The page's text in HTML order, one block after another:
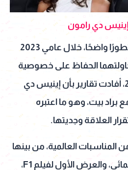
دي رامون
شهدت علاقة الثنائي تطورًا واضحًا، خلال عامي 2023
محاولتهما الحفاظ على خصوصية
حياتهما، وفي عام 2024، أفادت تقارير بأن إينيس دي
بيت، وهو ما اعتبره
العلاقة وجديتها.
المناسبات العالمية، من بينها
مهرجان البندقية السينمائي، والعرض الأول لفيلم F1،